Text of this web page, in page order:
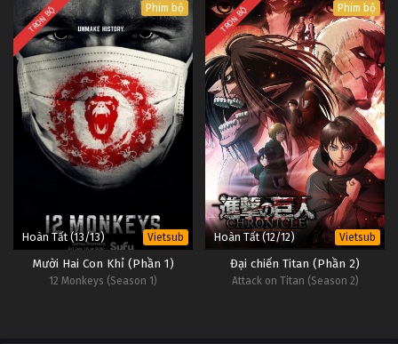
TRỌN BỘ Phim bộ
Hoàn Tất (13/13) Vietsub
Mười Hai Con Khỉ (Phần 1)
12 Monkeys (Season 1)
TRỌN BỘ Phim bộ
Hoàn Tất (12/12) Vietsub
Đại chiến Titan (Phần 2)
Attack on Titan (Season 2)